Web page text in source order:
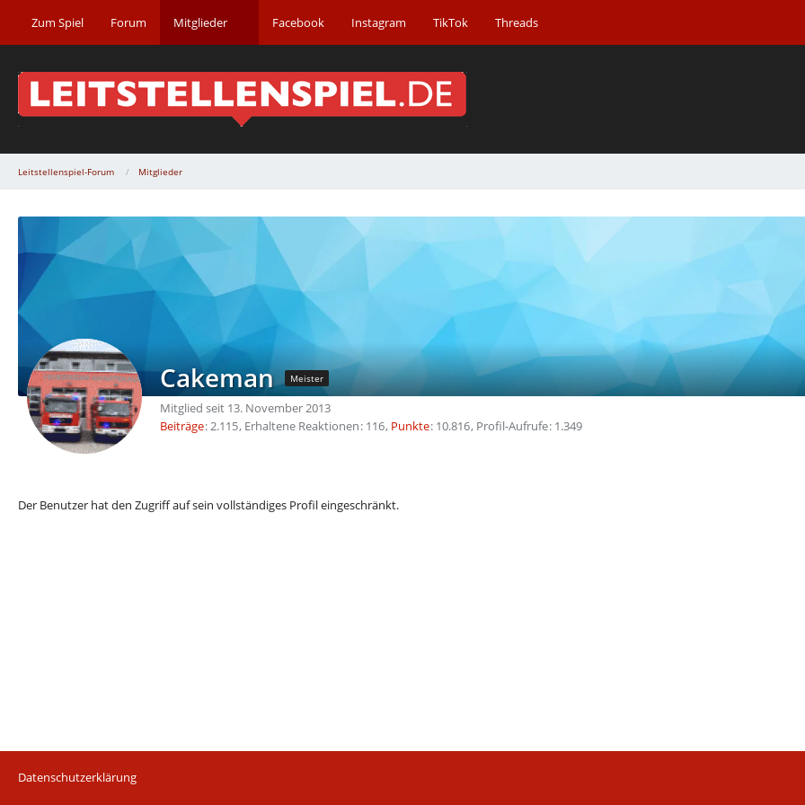
Zum Spiel Forum Mitglieder Facebook Instagram TikTok Threads
Leitstellenspiel-Forum Mitglieder
Cakeman Meister
Mitglied seit 13. November 2013
Beiträge 2.115 Erhaltene Reaktionen 116 Punkte 10.816 Profil-Aufrufe 1.349
Der Benutzer hat den Zugriff auf sein vollständiges Profil eingeschränkt.
Datenschutzerklärung